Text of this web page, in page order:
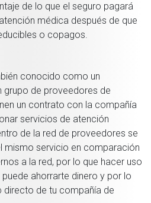
de lo que el seguro pagará
médica después de que
o copagos.
conocido como un
grupo de proveedores de
un contrato con la compañía
servicios de atención
de la red de proveedores se
mismo servicio en comparación
a la red, por lo que hacer uso
ahorrarte dinero y por lo
directo de tu compañía de